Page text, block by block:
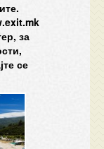
за
се